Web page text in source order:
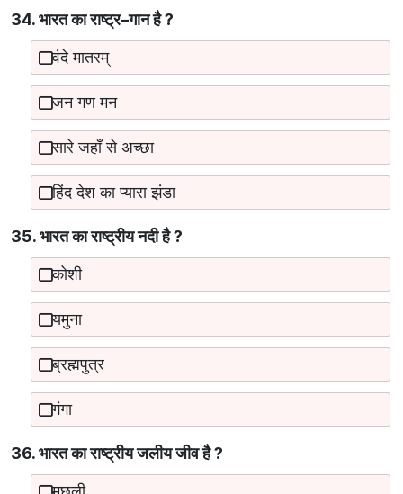
34. भारत का राष्ट्र–गान है ?
वंदे मातरम्
जन गण मन
सारे जहाँ से अच्छा
हिंद देश का प्यारा झंडा
35. भारत का राष्‍ट्रीय नदी है ?
कोशी
यमुना
ब्रह्मपुत्र
गंगा
36. भारत का राष्‍ट्रीय जलीय जीव है ?